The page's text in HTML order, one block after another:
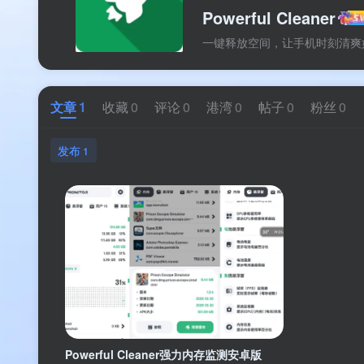
Powerful Cleaner
一键释放空间，让手机时刻清
文章1 收藏 0 评论 0 港湾0 帖子 0 粉丝 0
发布 1
Powerful Cleaner强力内存监测安卓版